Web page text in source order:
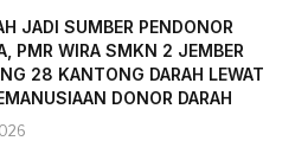
JADI SUMBER PENDONOR
PMR WIRA SMKN 2 JEMBER
28 KANTONG DARAH LEWAT
DONOR DARAH